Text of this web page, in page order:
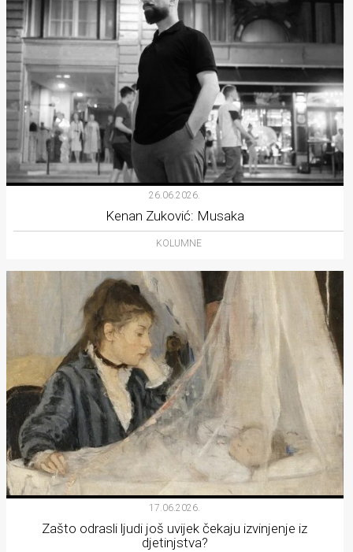
26.06.2026.
Kenan Zuković: Musaka
KOLUMNE
17.06.2026.
Zašto odrasli ljudi još uvijek čekaju izvinjenje iz
djetinjstva?